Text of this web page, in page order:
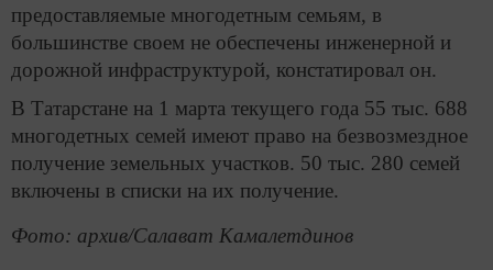
предоставляемые многодетным семьям, в
большинстве своем не обеспечены инженерной и
дорожной инфраструктурой, констатировал он.
В Татарстане на 1 марта текущего года 55 тыс. 688
многодетных семей имеют право на безвозмездное
получение земельных участков. 50 тыс. 280 семей
включены в списки на их получение.
Фото: архив/Салават Камалетдинов